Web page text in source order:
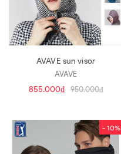
AVAVE sun visor
AVAVE
855.000₫ 950.000₫
- 10%